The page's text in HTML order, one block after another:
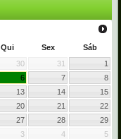
Qui Sex
Sáb
30 31
1
6 7
8
13 14
15
20 21
22
27 28
29
3 4 5